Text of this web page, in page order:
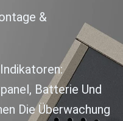
&
Batterie Und
Die Überwachung